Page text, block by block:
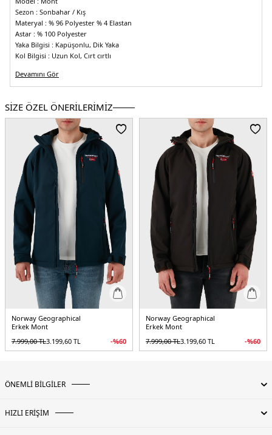
Sezon : Sonbahar / Kış
Materyal : % 96 Polyester % 4 Elastan
Astar : % 100 Polyester
Yaka Bilgisi : Kapüşonlu, Dik Yaka
Kol Bilgisi : Uzun Kol, Cırt cırtlı
Kapama Bilgisi :
Detay :
-Fermuarlı iç cepler
-Kapüşon çıkarılabilir
-İçerideki sıcaklığı korur
-Rüzgara ve soğuğa karşı dayanıklı
-Yumuşak, konforlu ve ergonomik yapıya sahip
-Çok işlevli bu ürün kalite kontrolünden geçmiştir
-Platinium 5000 serisi su geçirmez ve nefes alabilen özelliktedir
Manken Ölçüsü :
Kilo : 75 kg / Boy : 1.84 cm / Göğüs : 95 cm / Bel : 80 cm /
Basen : 93 cm / Beden : M
5DK1TACEBOOK.621
Devamını Gör
SİZE ÖZEL ÖNERİLERİMİZ
Norway Geographical
Erkek Mont
7.999,00TL3.199,60 TL -%60
Norway Geographical
Erkek Mont
7.999,00TL3.199,60 TL -%60
ÖNEMLİ BİLGİLER
HIZLI ERİŞİM